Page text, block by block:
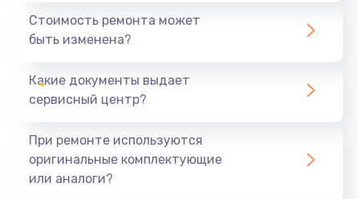
550 руб.
Замена разъема SIM-карты
Ремонт аккумулятора
Стоимость ремонта может
быть изменена?
Какие документы выдает
сервисный центр?
При ремонте используются
оригинальные комплектующие
или аналоги?